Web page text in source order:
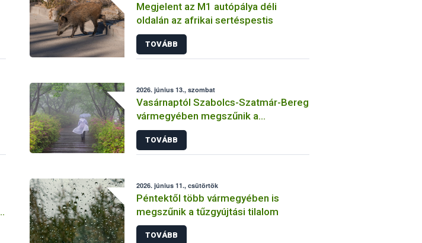
Megjelent az M1 autópálya déli
oldalán az afrikai sertéspestis
TOVÁBB
2026. június 13., szombat
Vasárnaptól Szabolcs-Szatmár-Bereg
vármegyében megszűnik a
tűzgyújtási tilalom
TOVÁBB
2026. június 11., csütörtök
Péntektől több vármegyében is
megszűnik a tűzgyújtási tilalom
TOVÁBB